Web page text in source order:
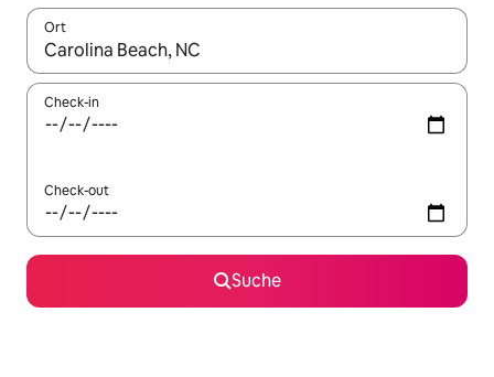
Ort
Wenn Ergebnisse verfügbar sind, navigiere mit den
Check-in
Check-out
Suche